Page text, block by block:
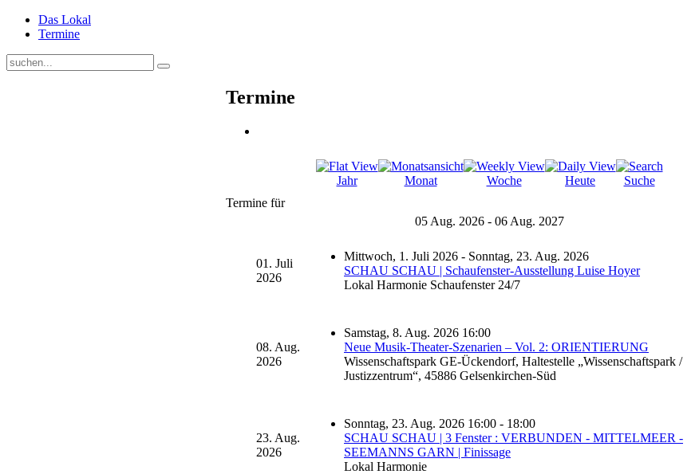
Das Lokal
Termine
Termine
Jahr Monat Woche Heute
Suche
Termine für
05 Aug. 2026 - 06 Aug. 2027
01. Juli
2026
Mittwoch, 1. Juli 2026 - Sonntag, 23. Aug. 2026
SCHAU SCHAU | Schaufenster-Ausstellung Luise Hoyer
Lokal Harmonie Schaufenster 24/7
08. Aug.
2026
Samstag, 8. Aug. 2026 16:00
Neue Musik-Theater-Szenarien – Vol. 2: ORIENTIERUNG
Wissenschaftspark GE-Ückendorf, Haltestelle „Wissenschaftspark /
Justizzentrum“, 45886 Gelsenkirchen-Süd
23. Aug.
2026
Sonntag, 23. Aug. 2026 16:00 - 18:00
SCHAU SCHAU | 3 Fenster : VERBUNDEN - MITTELMEER -
SEEMANNS GARN | Finissage
Lokal Harmonie